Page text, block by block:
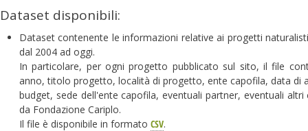
Dataset disponibili:
Dataset contenente le informazioni relative ai progetti
dal 2004 ad oggi.
In particolare, per ogni progetto pubblicato sul sito, il file
anno, titolo progetto, località di progetto, ente capofila, data di
budget, sede dell'ente capofila, eventuali partner, eventuali
da Fondazione Cariplo.
Il file è disponibile in formato CSV.